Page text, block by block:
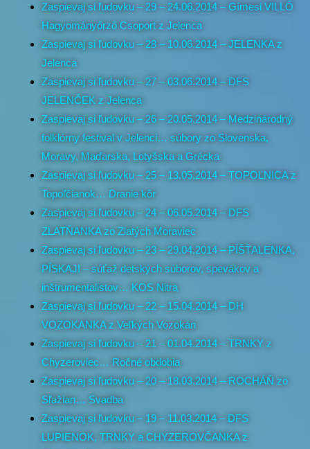
Zaspievaj si ľudovku – 29 – 24.06.2014 – Gímesi VILLŐ
Hagyományőrző Csoport z Jelenca
Zaspievaj si ľudovku – 28 – 10.06.2014 – JELENKA z
Jelenca
Zaspievaj si ľudovku – 27 – 03.06.2014 – DFS
JELENČEK z Jelenca
Zaspievaj si ľudovku – 26 – 20.05.2014 – Medzinárodný
folklórny festival v Jelenci… súbory zo Slovenska,
Moravy, Maďarska, Lotyšska a Grécka
Zaspievaj si ľudovku – 25 – 13.05.2014 – TOPOĽNICA z
Topoľčianok… Dranie kôr
Zaspievaj si ľudovku – 24 – 06.05.2014 – DFS
ZLATŇANKA zo Zlatých Moraviec
Zaspievaj si ľudovku – 23 – 29.04.2014 – PÍŠŤALENKA,
PÍSKAJ! – súťaž detských súborov, spevákov a
inštrumentalistov… KOS Nitra
Zaspievaj si ľudovku – 22 – 15.04.2014 – DH
VOZOKANKA z Veľkých Vozokán
Zaspievaj si ľudovku – 21 – 01.04.2014 – TRNKY z
Chyzeroviec… Ročné obdobia
Zaspievaj si ľudovku – 20 – 18.03.2014 – ROCHÁŇ zo
Sľažian… Svadba
Zaspievaj si ľudovku – 19 – 11.03.2014 – DFS
LUPIENOK, TRNKY a CHYZEROVČANKA z